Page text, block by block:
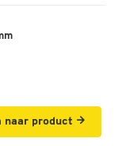
naar product